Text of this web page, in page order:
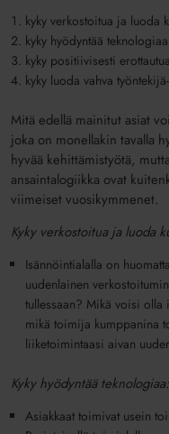
kyky verkostoitua ja luoda
kyky hyödyntää
kyky positiivisesti
kyky luoda vahva
Mitä edellä mainitut asiat
joka on monellakin tavalla
hyvää kehittämistyötä,
ansaintalogiikka ovat
viimeiset vuosikymmenet.
Kyky verkostoitua ja luoda
Isännöintialalla on
uudenlainen
tullessaan? Mikä voisi olla
mikä toimija kumppanina
liiketoimintaasi aivan
Kyky hyödyntää teknologiaa:
Asiakkaat toimivat usein